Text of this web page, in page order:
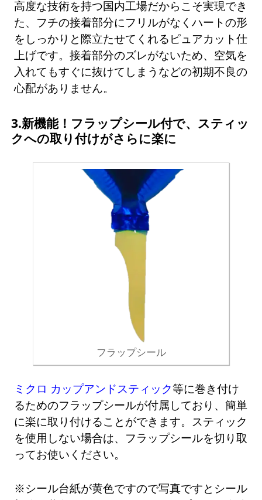
高度な技術を持つ国内工場だからこそ実現でき
た、フチの接着部分にフリルがなくハートの形
をしっかりと際立たせてくれるピュアカット仕
上げです。接着部分のズレがないため、空気を
入れてもすぐに抜けてしまうなどの初期不良の
心配がありません。
3.新機能！フラップシール付で、スティッ
クへの取り付けがさらに楽に
フラップシール
ミクロ カップアンドスティック等に巻き付け
るためのフラップシールが付属しており、簡単
に楽に取り付けることができます。スティック
を使用しない場合は、フラップシールを切り取
ってお使いください。
※シール台紙が黄色ですので写真ですとシール